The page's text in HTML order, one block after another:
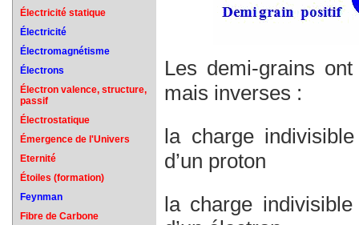
Électricité statique
Électricité
Électromagnétisme
Électrons
Électron valence, structure,
passif
Électrostatique
Émergence de l'Univers
Eternité
Étoiles (formation)
Feynman
Fibre de Carbone
Les demi-grains
mais inverses :
la charge
d’un proton
la charge